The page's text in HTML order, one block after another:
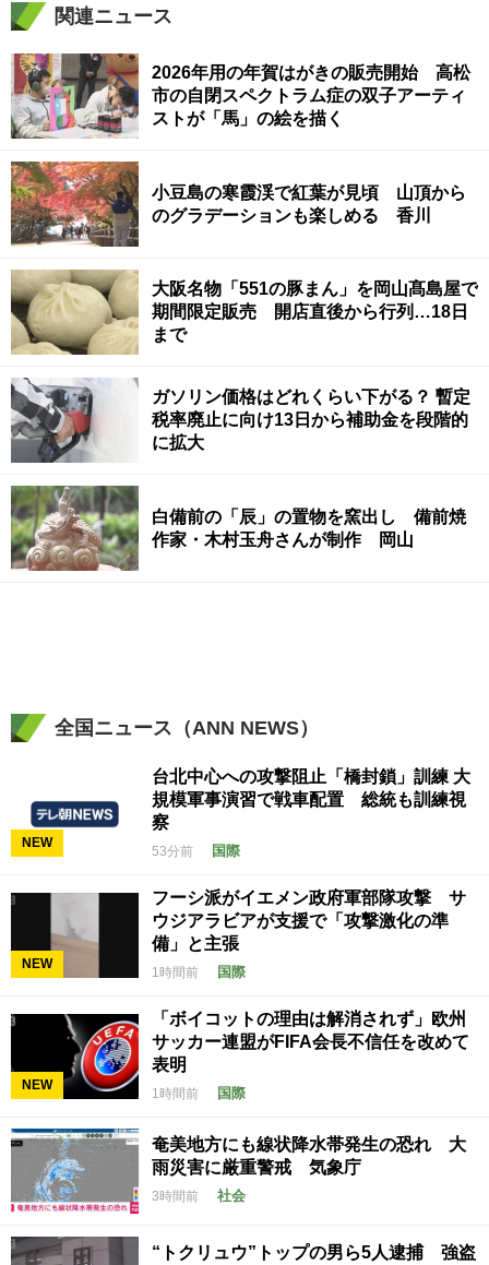
関連ニュース
2026年用の年賀はがきの販売開始 高松
市の自閉スペクトラム症の双子アーティ
ストが「馬」の絵を描く
小豆島の寒霞渓で紅葉が見頃 山頂から
のグラデーションも楽しめる 香川
大阪名物「551の豚まん」を岡山髙島屋で
期間限定販売 開店直後から行列…18日
まで
ガソリン価格はどれくらい下がる？ 暫定
税率廃止に向け13日から補助金を段階的
に拡大
白備前の「辰」の置物を窯出し 備前焼
作家・木村玉舟さんが制作 岡山
全国ニュース（ANN NEWS）
NEW
台北中心への攻撃阻止「橋封鎖」訓練 大
規模軍事演習で戦車配置 総統も訓練視
察
53分前 国際
NEW
フーシ派がイエメン政府軍部隊攻撃 サ
ウジアラビアが支援で「攻撃激化の準
備」と主張
1時間前 国際
NEW
「ボイコットの理由は解消されず」欧州
サッカー連盟がFIFA会長不信任を改めて
表明
1時間前 国際
奄美地方にも線状降水帯発生の恐れ 大
雨災害に厳重警戒 気象庁
3時間前 社会
“トクリュウ”トップの男ら5人逮捕 強盗